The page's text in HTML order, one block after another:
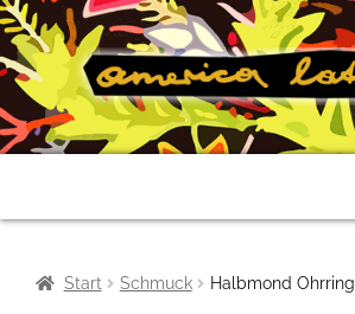
springen
springen
Start Schmuck Halbmond Ohrring